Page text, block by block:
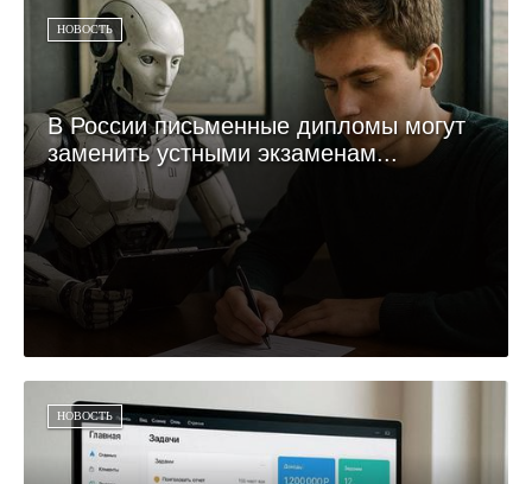
НОВОСТЬ
В России письменные дипломы могут
заменить устными экзаменам...
НОВОСТЬ